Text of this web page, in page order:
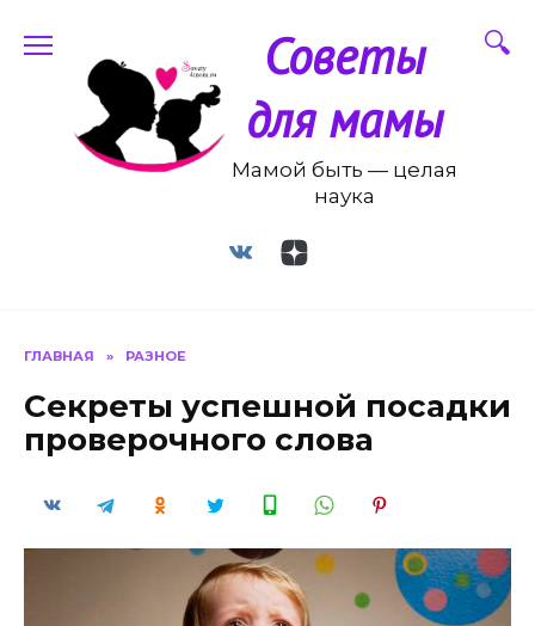
содержанию
Советы
для мамы
Мамой быть — целая
наука
ГЛАВНАЯ » РАЗНОЕ
Секреты успешной посадки
проверочного слова